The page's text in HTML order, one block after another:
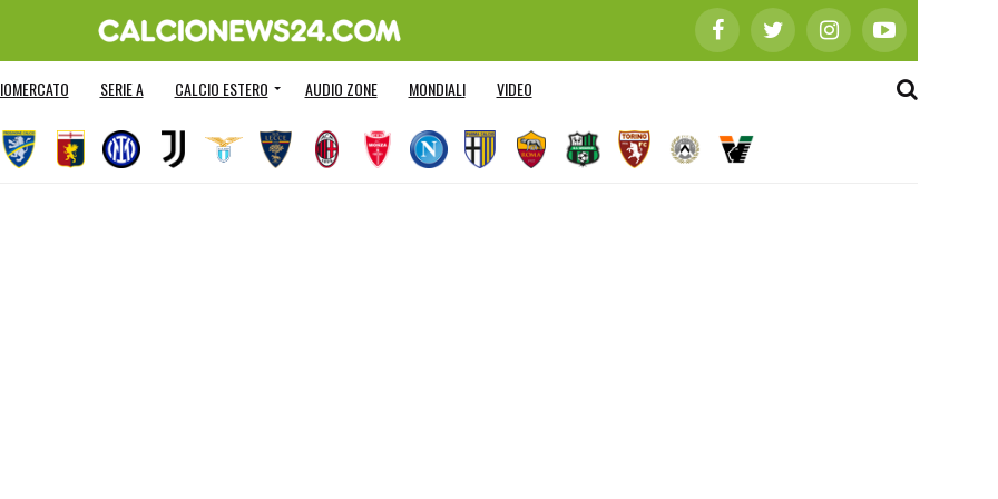
SERIE A CALCIO ESTERO AUDIO ZONE MONDIALI VIDEO